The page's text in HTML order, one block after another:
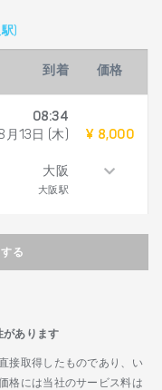
)
到着 価格
08:34
月13日 (木)
大阪
大阪駅
¥ 8,000
る
があります
接取得したものであり、い
格には当社のサービス料は